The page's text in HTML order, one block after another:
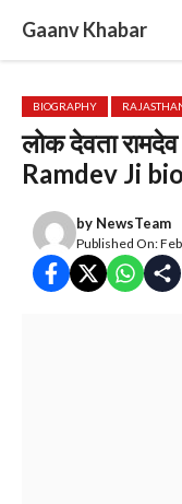
content
Gaanv Khabar
BIOGRAPHY
लोक देवता
Ramdev Ji
by NewsTeam
Published On: